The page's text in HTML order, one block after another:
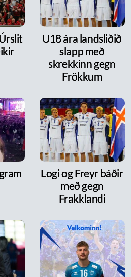
U18 ára landsliðið
slapp með
skrekkinn gegn
Frökkum
Logi og Freyr báðir
með gegn
Frakklandi